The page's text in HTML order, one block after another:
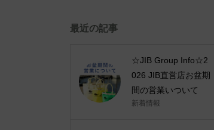
最近の記事
☆JIB Group Info☆2
026 JIB直営店お盆期
間の営業いついて
新着情報